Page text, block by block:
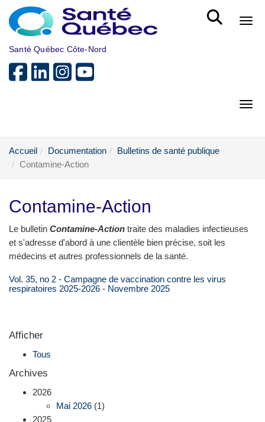
Aller au menu principal
Santé Québec Côte-Nord
Accueil Documentation
Bulletins de santé publique
Contamine-Action
Contamine-Action
Le bulletin Contamine-Action traite des maladies infectieuses
et s'adresse d'abord à une clientèle bien précise, soit les
médecins et autres professionnels de la santé.
Vol. 35, no 2 - Campagne de vaccination contre les virus
respiratoires 2025-2026 - Novembre 2025
Afficher
Tous
Archives
2026
Mai 2026 (1)
2025